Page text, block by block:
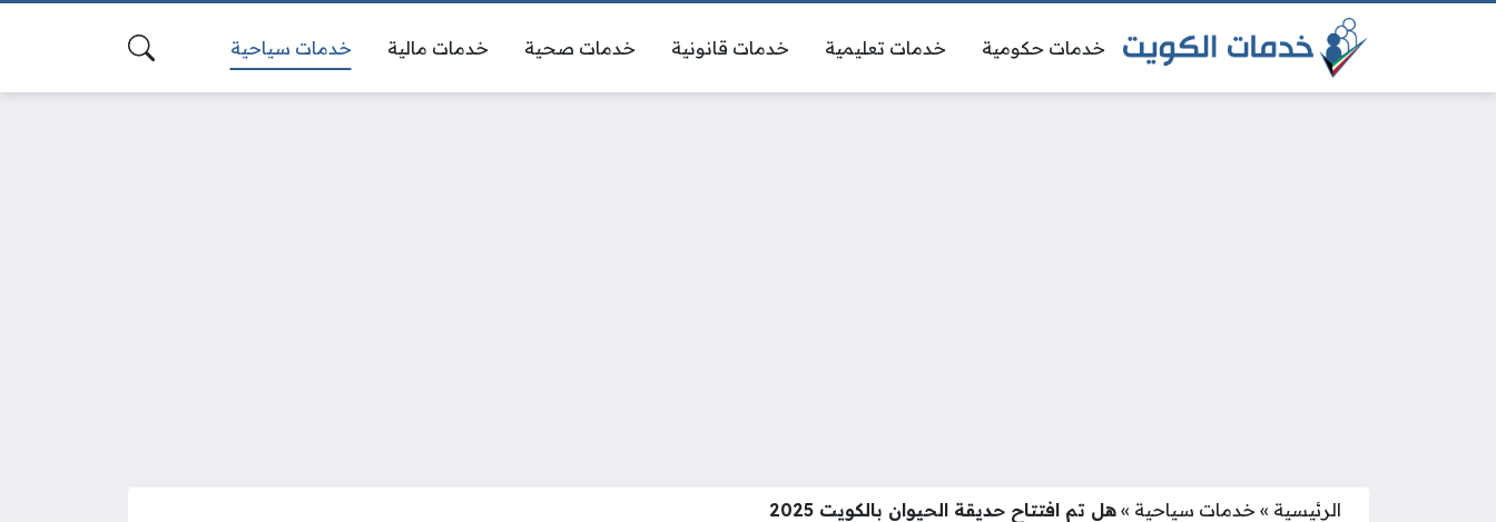
خدمات حكومية خدمات تعليمية خدمات قانونية خدمات صحية خدمات مالية خدمات سياحية
الرئيسية » خدمات سياحية »هل تم افتتاح حديقة الحيوان بالكويت 2025